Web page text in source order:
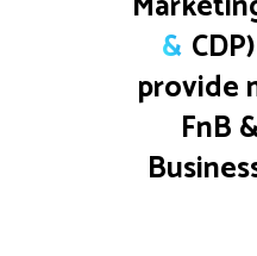
&
provide
FnB